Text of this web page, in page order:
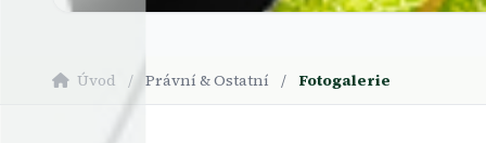
Úvod / Právní & Ostatní / Fotogalerie